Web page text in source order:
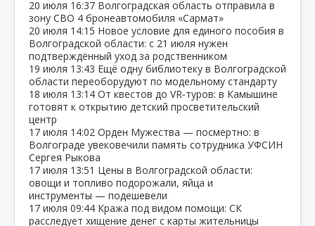
20 июля 16:37 Волгоградская область отправила в
зону СВО 4 бронеавтомобиля «Сармат»
20 июля 14:15 Новое условие для единого пособия в
Волгоградской области: с 21 июля нужен
подтверждённый уход за родственником
19 июля 13:43 Ещё одну библиотеку в Волгоградской
области переоборудуют по модельному стандарту
18 июля 13:14 От квестов до VR‑туров: в Камышине
готовят к открытию детский просветительский
центр
17 июля 14:02 Орден Мужества — посмертно: в
Волгограде увековечили память сотрудника УФСИН
Сергея Рыкова
17 июля 13:51 Цены в Волгоградской области:
овощи и топливо подорожали, яйца и
инструменты — подешевели
17 июля 09:44 Кража под видом помощи: СК
расследует хищение денег с карты жительницы